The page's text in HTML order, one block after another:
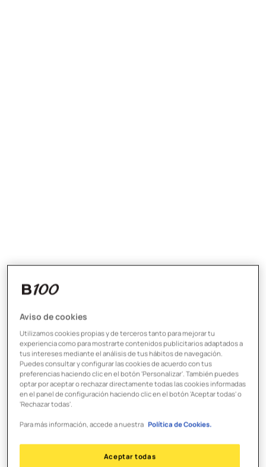
Aviso de cookies
Utilizamos cookies propias y de terceros tanto para mejorar tu
experiencia como para mostrarte contenidos publicitarios adaptados a
tus intereses mediante el análisis de tus hábitos de navegación.
Puedes consultar y configurar las cookies de acuerdo con tus
preferencias haciendo clic en el botón 'Personalizar'. También puedes
optar por aceptar o rechazar directamente todas las cookies informadas
en el panel de configuración haciendo clic en el botón 'Aceptar todas' o
'Rechazar todas'.
Para más información, accede a nuestra Política de Cookies.
Aceptar todas